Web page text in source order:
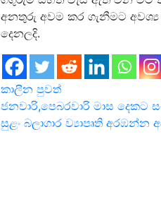
අනතුරු අවම කර ගැනීමට අවශ්‍ය
දෙනලදි.
කාලීන පුවත්
Post
navigation
ජනවාරි,පෙබරවාරි මාස
සුළං බලාගාර ව්‍යාපෘති අරඹන්න